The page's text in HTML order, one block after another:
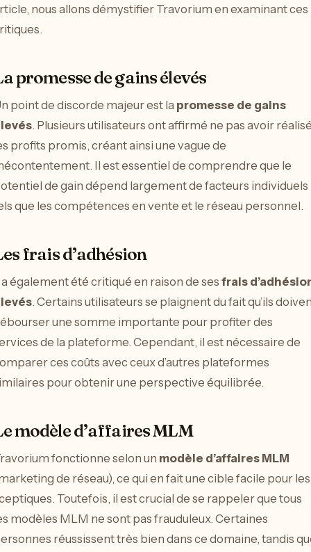
nous allons démystifier Travorium en examinant ces
promesse de gains élevés
point de discorde majeur est la promesse de gains
. Plusieurs utilisateurs ont affirmé ne pas avoir
profits promis, créant ainsi une vague de
Il est essentiel de comprendre que le
de gain dépend largement de facteurs individuels
que les compétences en vente et le réseau personnel.
frais d’adhésion
également été critiqué en raison de ses frais
. Certains utilisateurs se plaignent du fait qu’ils
une somme importante pour profiter des
de la plateforme. Cependant, il est nécessaire de
ces coûts avec ceux d’autres plateformes
pour obtenir une perspective équilibrée.
modèle d’affaires MLM
fonctionne selon un modèle d’affaires MLM
de réseau), ce qui en fait une cible facile pour les
Toutefois, il est crucial de se rappeler que tous
modèles MLM ne sont pas frauduleux. Certaines
réussissent très bien dans ce domaine, tandis